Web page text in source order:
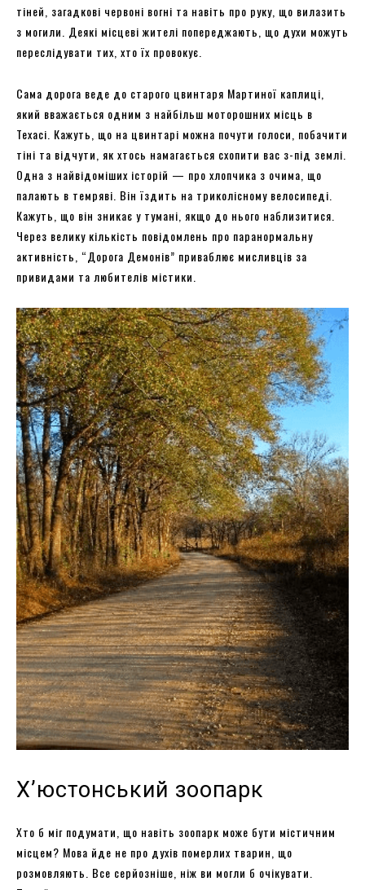
тіней, загадкові червоні вогні та навіть про руку, що вилазить
з могили. Деякі місцеві жителі попереджають, що духи можуть
переслідувати тих, хто їх провокує.
Сама дорога веде до старого цвинтаря Мартиної каплиці,
який вважається одним з найбільш моторошних місць в
Техасі. Кажуть, що на цвинтарі можна почути голоси, побачити
тіні та відчути, як хтось намагається схопити вас з-під землі.
Одна з найвідоміших історій — про хлопчика з очима, що
палають в темряві. Він їздить на триколісному велосипеді.
Кажуть, що він зникає у тумані, якщо до нього наблизитися.
Через велику кількість повідомлень про паранормальну
активність, “Дорога Демонів” приваблює мисливців за
привидами та любителів містики.
Х’юстонський зоопарк
Хто б міг подумати, що навіть зоопарк може бути містичним
місцем? Мова йде не про духів померлих тварин, що
розмовляють. Все серйозніше, ніж ви могли б очікувати.